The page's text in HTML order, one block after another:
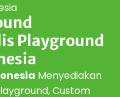
Playground
Menyediakan
Custom